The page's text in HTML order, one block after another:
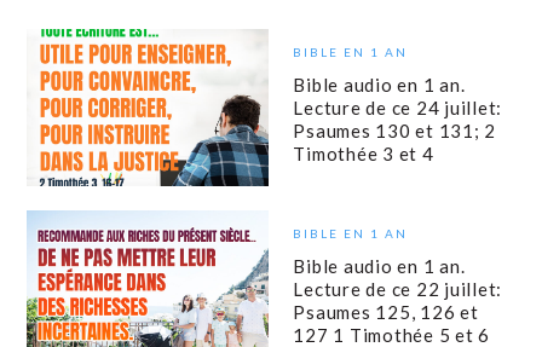
BIBLE EN 1 AN
Bible audio en 1 an.
Lecture de ce 24 juillet:
Psaumes 130 et 131; 2
Timothée 3 et 4
BIBLE EN 1 AN
Bible audio en 1 an.
Lecture de ce 22 juillet:
Psaumes 125, 126 et
127 1 Timothée 5 et 6